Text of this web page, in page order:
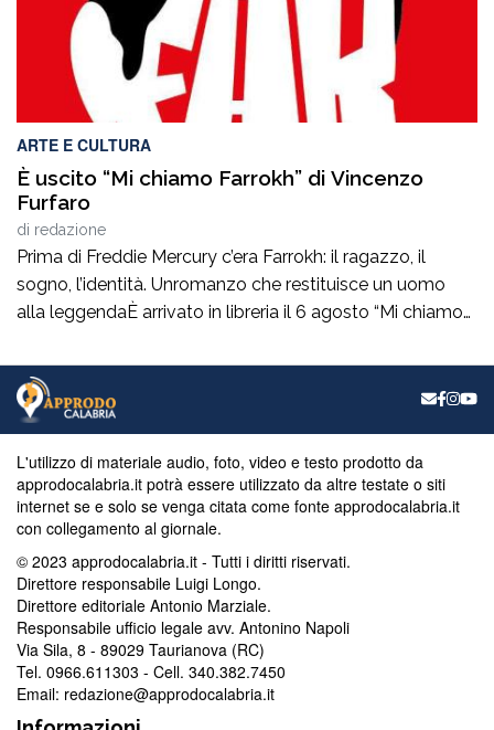
ARTE E CULTURA
È uscito “Mi chiamo Farrokh” di Vincenzo
Furfaro
di redazione
Prima di Freddie Mercury c’era Farrokh: il ragazzo, il
sogno, l’identità. Unromanzo che restituisce un uomo
alla leggendaÈ arrivato in libreria il 6 agosto “Mi chiamo
Città del Sole Edizioni di Reggio Calabria. Un’opera che
sceglie una strada precisa enon scontata: attraversare il
mito di Freddie Mercury […]
L'utilizzo di materiale audio, foto, video e testo prodotto da
approdocalabria.it potrà essere utilizzato da altre testate o siti
internet se e solo se venga citata come fonte approdocalabria.it
con collegamento al giornale.
© 2023 approdocalabria.it - Tutti i diritti riservati.
Direttore responsabile Luigi Longo.
Direttore editoriale Antonio Marziale.
Responsabile ufficio legale avv. Antonino Napoli
Via Sila, 8 - 89029 Taurianova (RC)
Tel. 0966.611303 - Cell. 340.382.7450
Email: redazione@approdocalabria.it